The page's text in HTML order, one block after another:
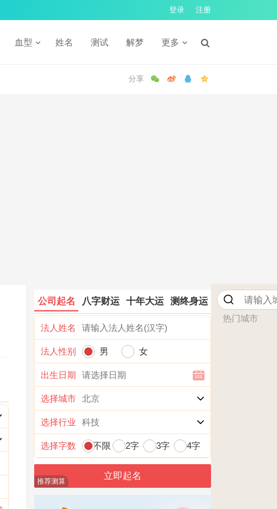
登录 注册
血型 姓名 测试 解梦 更多
公司起名 八字财运 十年大运 测终身运
法人姓名
法人性别 男 女
出生日期
选择城市
选择行业
选择字数 不限 2字 3字 4字
热门城市
推荐测算